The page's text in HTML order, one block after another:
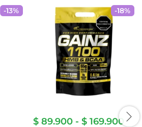
-13% -18%
$ 89.900 - $ 169.900